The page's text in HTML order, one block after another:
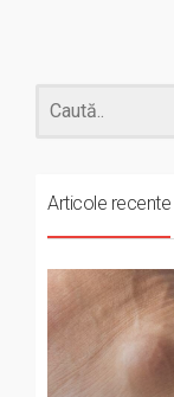
Articole recente